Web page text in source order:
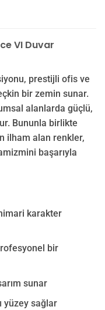
VI Duvar
prestijli ofis ve
bir zemin sunar.
alanlarda güçlü,
Bununla birlikte
ilham alan renkler,
başarıyla
karakter
bir
sunar
yüzey sağlar